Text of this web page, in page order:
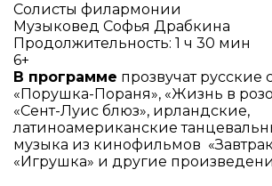
Солисты филармонии
Музыковед Софья Драбкина
Продолжительность: 1 ч 30 мин
6+
В программе прозвучат русские
«Порушка-Пораня», «Жизнь в
«Сент-Луис блюз», ирландские,
латиноамериканские
музыка из кинофильмов
«Игрушка» и другие